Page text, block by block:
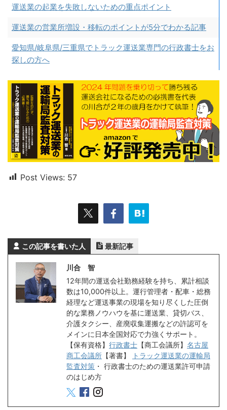
運送業の起業を失敗しないための重点ポイント
運送業の営業所増設・移転のポイントが5分でわかる記事
愛知県/岐阜県/三重県でトラック運送業専門の行政書士をお
探しの方へ
Post Views: 57
この記事を書いた人 最新記事
川合 智
12年間の運送会社勤務経験を持ち、累計相談
数は10,000件以上。運行管理者・配車・総務
経理など運送事業の現場を知り尽くした圧倒
的な業務ノウハウを基に運送業、貸切バス、
介護タクシー、産廃収集運搬などの許認可を
メインに日本全国対応で力強くサポート。
【保有資格】 行政書士 【商工会議所】 名古屋
商工会議所 【著書】
トラック運送業の運輸局
監査対策 ・ 行政書士のための運送業許可申請
のはじめ方